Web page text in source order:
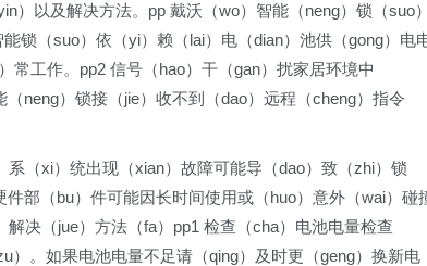
以及解决方法。pp 戴沃（wo）智能（neng）锁（suo）
锁（suo）依（yi）赖（lai）电（dian）池供（gong）电
常工作。pp2 信号（hao）干（gan）扰家居环境中
neng）锁接（jie）收不到（dao）远程（cheng）指令
（xi）统出现（xian）故障可能导（dao）致（zhi）锁
部（bu）件可能因长时间使用或（huo）意外（wai）碰
决（jue）方法（fa）pp1 检查（cha）电池电量检查
）。如果电池电量不足请（qing）及时更（geng）换新电